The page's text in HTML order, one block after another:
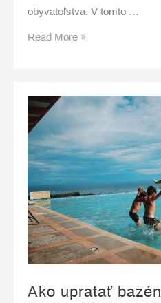
obyvateľstva. V tomto …
Drahá
od
výrobcu
Apple
Read More »
Ako upratať bazén